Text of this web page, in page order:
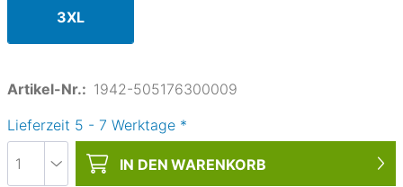
3XL
Artikel-Nr.: 1942-505176300009
Lieferzeit 5 - 7 Werktage *
IN DEN WARENKORB